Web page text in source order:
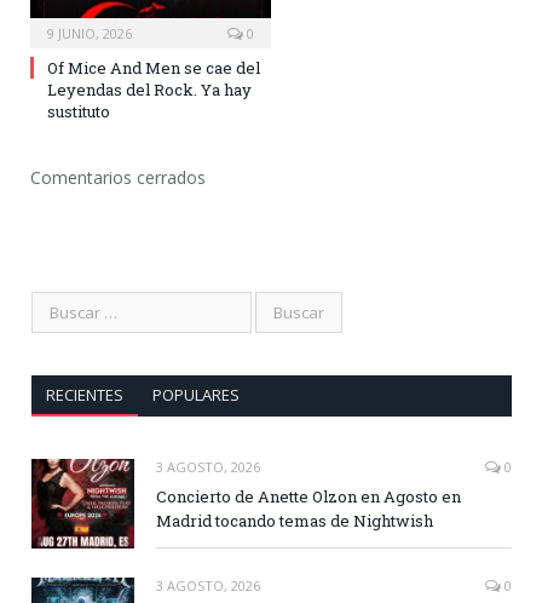
9 JUNIO, 2026 0
Of Mice And Men se cae del
Leyendas del Rock. Ya hay
sustituto
Comentarios cerrados
RECIENTES POPULARES
3 AGOSTO, 2026 0
Concierto de Anette Olzon en Agosto en
Madrid tocando temas de Nightwish
3 AGOSTO, 2026 0